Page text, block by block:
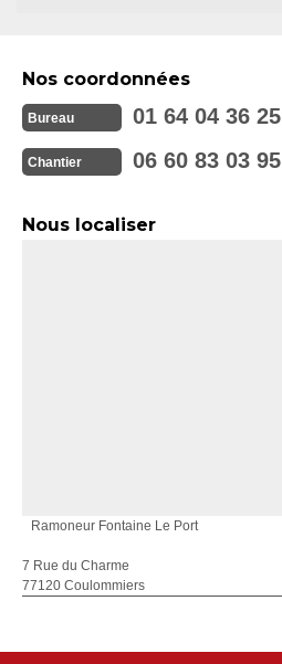
Nos coordonnées
Bureau 01 64 04 36 25
Chantier 06 60 83 03 95
Nous localiser
Ramoneur Fontaine Le Port
7 Rue du Charme
77120 Coulommiers